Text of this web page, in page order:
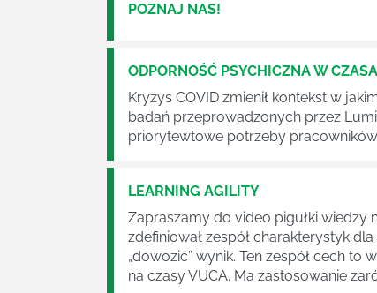
POZNAJ NAS!
ODPORNOŚĆ PSYCHICZNA W
Kryzys COVID zmienił kontekst w
badań przeprowadzonych przez
priorytewtowe potrzeby
LEARNING AGILITY
Zapraszamy do video pigułki wiedzy
zdefiniował zespół charakterystyk
„dowozić” wynik. Ten zespół cech
na czasy VUCA. Ma zastosowanie